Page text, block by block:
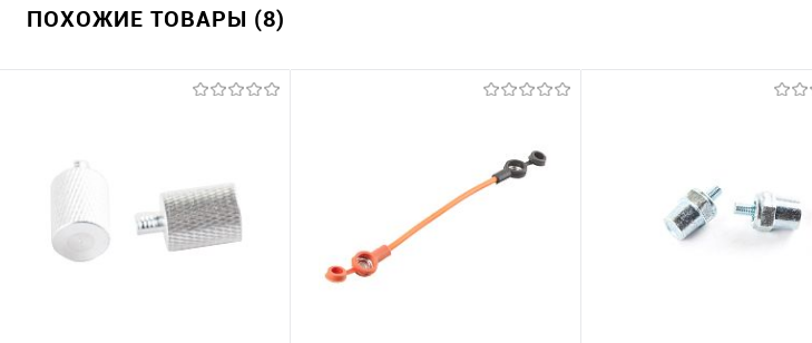
ПОХОЖИЕ ТОВАРЫ (8)